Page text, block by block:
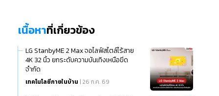
เนื้อหาที่เกี่ยวข้อง
LG StanbyME 2 Max จอไลฟ์สไตล์ไร้สาย
4K 32 นิ้ว ยกระดับความบันเทิงเหนือขีด
จำกัด
เทคโนโลยีภายในบ้าน | 26 ก.ค. 69